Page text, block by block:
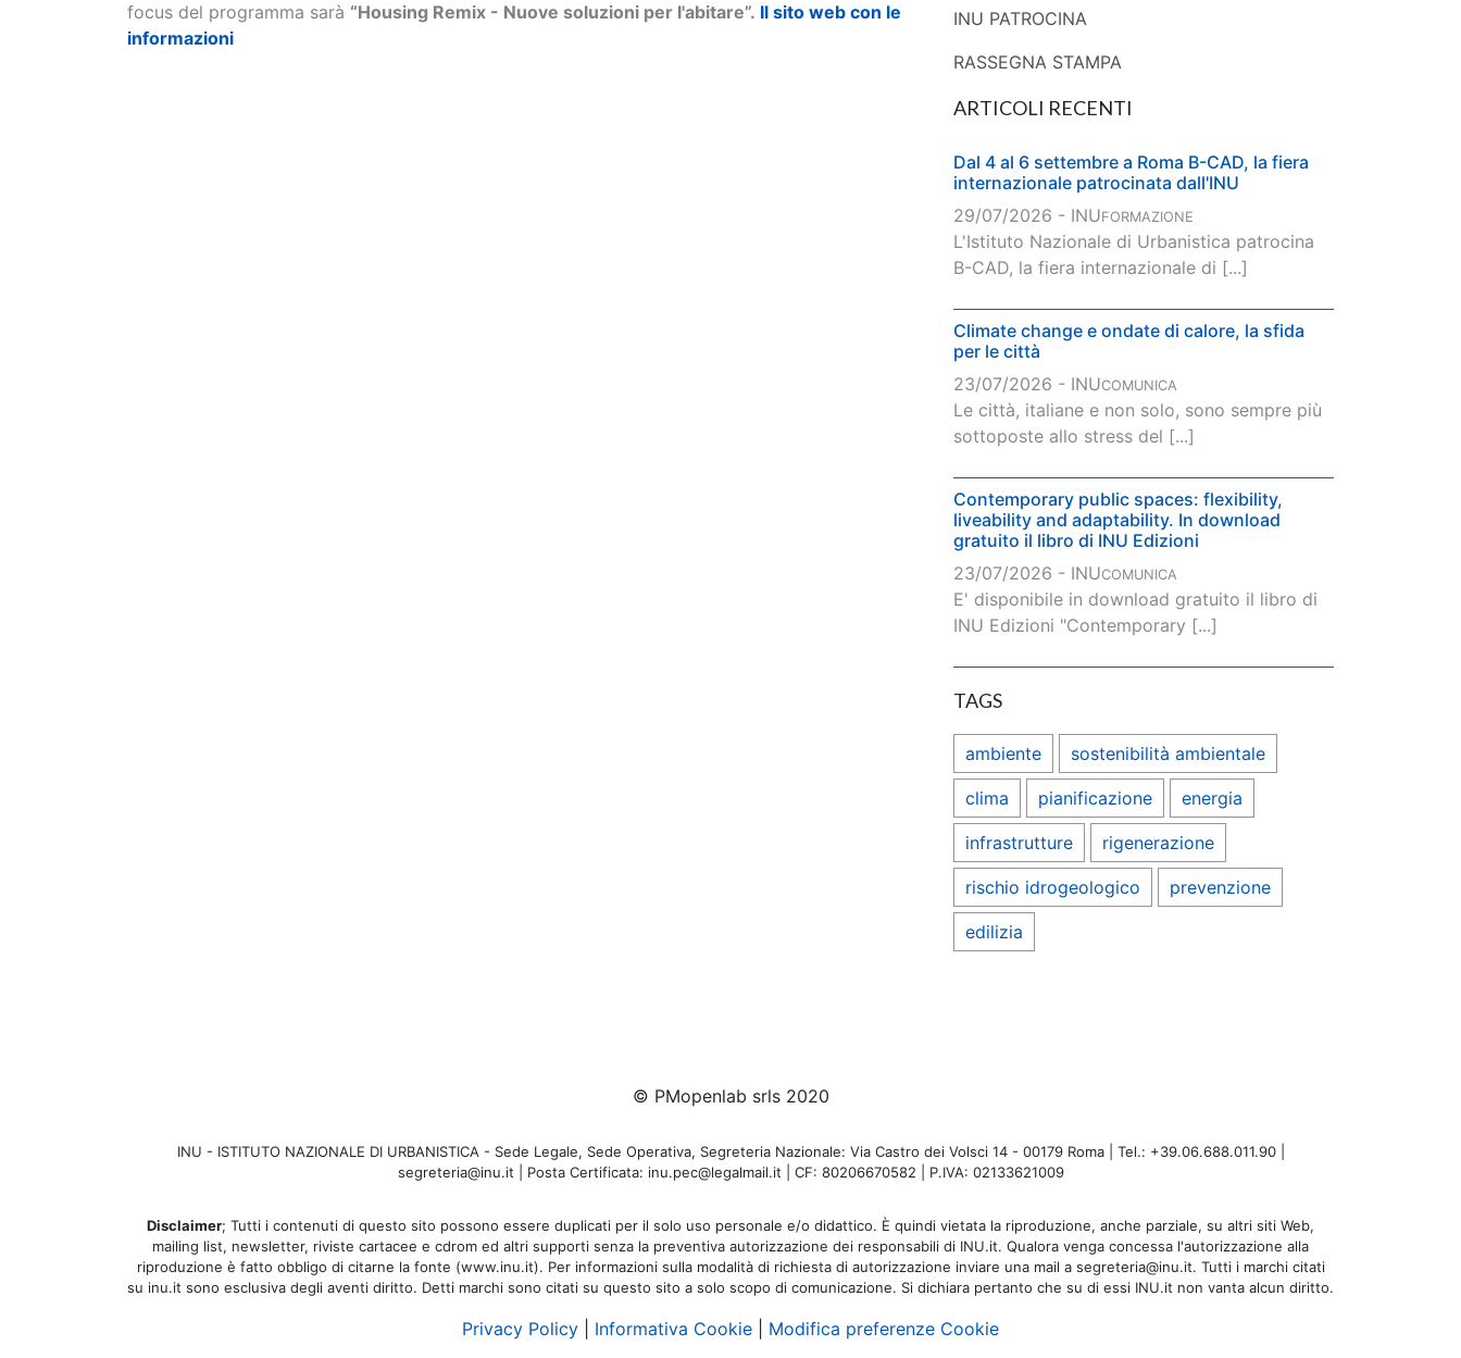
focus del programma sarà “Housing Remix - Nuove soluzioni per l'abitare”. Il sito web con le
informazioni
INU PATROCINA
RASSEGNA STAMPA
ARTICOLI RECENTI
Dal 4 al 6 settembre a Roma B-CAD, la fiera
internazionale patrocinata dall'INU
29/07/2026 - INUFORMAZIONE
L'Istituto Nazionale di Urbanistica patrocina
B-CAD, la fiera internazionale di [...]
Climate change e ondate di calore, la sfida
per le città
23/07/2026 - INUCOMUNICA
Le città, italiane e non solo, sono sempre più
sottoposte allo stress del [...]
Contemporary public spaces: flexibility,
liveability and adaptability. In download
gratuito il libro di INU Edizioni
23/07/2026 - INUCOMUNICA
E' disponibile in download gratuito il libro di
INU Edizioni "Contemporary [...]
TAGS
ambiente sostenibilità ambientale
clima pianificazione energia
infrastrutture rigenerazione
rischio idrogeologico prevenzione
edilizia
© PMopenlab srls 2020
INU - ISTITUTO NAZIONALE DI URBANISTICA - Sede Legale, Sede Operativa, Segreteria Nazionale: Via Castro dei Volsci 14 - 00179 Roma | Tel.: +39.06.688.011.90 |
segreteria@inu.it | Posta Certificata: inu.pec@legalmail.it | CF: 80206670582 | P.IVA: 02133621009
Disclaimer; Tutti i contenuti di questo sito possono essere duplicati per il solo uso personale e/o didattico. È quindi vietata la riproduzione, anche parziale, su altri siti Web,
mailing list, newsletter, riviste cartacee e cdrom ed altri supporti senza la preventiva autorizzazione dei responsabili di INU.it. Qualora venga concessa l'autorizzazione alla
riproduzione è fatto obbligo di citarne la fonte (www.inu.it). Per informazioni sulla modalità di richiesta di autorizzazione inviare una mail a segreteria@inu.it. Tutti i marchi citati
su inu.it sono esclusiva degli aventi diritto. Detti marchi sono citati su questo sito a solo scopo di comunicazione. Si dichiara pertanto che su di essi INU.it non vanta alcun diritto.
Privacy Policy Informativa Cookie Modifica preferenze Cookie